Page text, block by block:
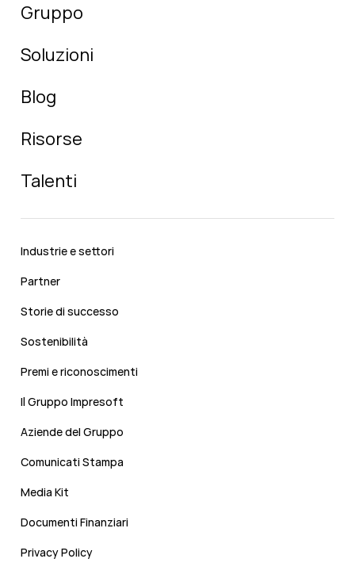
Gruppo
Soluzioni
Blog
Risorse
Talenti
Industrie e settori
Partner
Storie di successo
Sostenibilità
Premi e riconoscimenti
Il Gruppo Impresoft
Aziende del Gruppo
Comunicati Stampa
Media Kit
Documenti Finanziari
Privacy Policy